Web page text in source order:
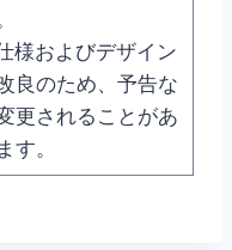
様およびデザイン
良のため、予告な
更されることがあ
す。